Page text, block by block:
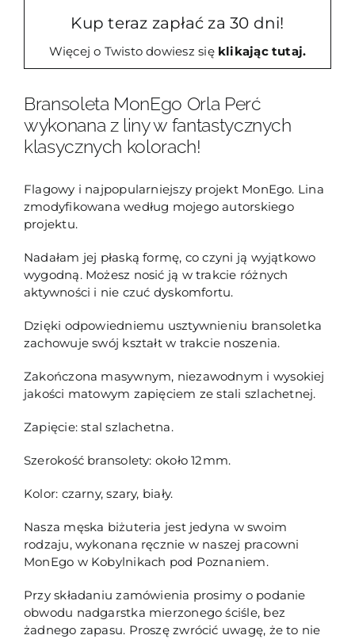
Kup teraz zapłać za 30 dni!
Więcej o Twisto dowiesz się klikając tutaj.
Bransoleta MonEgo Orla Perć
wykonana z liny w fantastycznych
klasycznych kolorach!
Flagowy i najpopularniejszy projekt MonEgo. Lina
zmodyfikowana według mojego autorskiego
projektu.
Nadałam jej płaską formę, co czyni ją wyjątkowo
wygodną. Możesz nosić ją w trakcie różnych
aktywności i nie czuć dyskomfortu.
Dzięki odpowiedniemu usztywnieniu bransoletka
zachowuje swój kształt w trakcie noszenia.
Zakończona masywnym, niezawodnym i wysokiej
jakości matowym zapięciem ze stali szlachetnej.
Zapięcie: stal szlachetna.
Szerokość bransolety: około 12mm.
Kolor: czarny, szary, biały.
Nasza męska biżuteria jest jedyna w swoim
rodzaju, wykonana ręcznie w naszej pracowni
MonEgo w Kobylnikach pod Poznaniem.
Przy składaniu zamówienia prosimy o podanie
obwodu nadgarstka mierzonego ściśle, bez
żadnego zapasu. Proszę zwrócić uwagę, że to nie